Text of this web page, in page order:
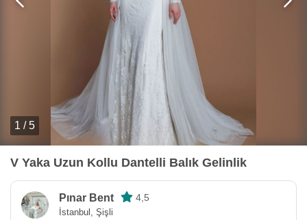
1 / 5
V Yaka Uzun Kollu Dantelli Balık Gelinlik
Pınar Bent 4,5
İstanbul, Şişli